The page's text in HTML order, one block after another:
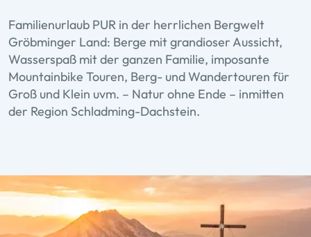
Familienurlaub PUR in der herrlichen Bergwelt
Gröbminger Land: Berge mit grandioser Aussicht,
Wasserspaß mit der ganzen Familie, imposante
Mountainbike Touren, Berg- und Wandertouren für
Groß und Klein uvm. – Natur ohne Ende – inmitten
der Region Schladming-Dachstein.